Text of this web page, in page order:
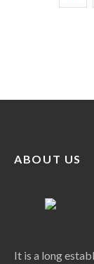
ABOUT US
It is a long